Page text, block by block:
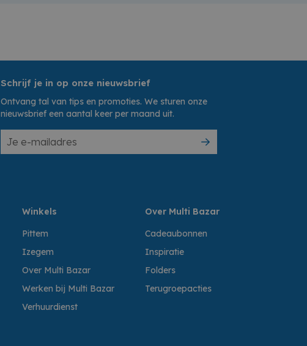
Schrijf je in op onze nieuwsbrief
Ontvang tal van tips en promoties. We sturen onze
nieuwsbrief een aantal keer per maand uit.
Winkels
Pittem
Izegem
Over Multi Bazar
Werken bij Multi Bazar
Verhuurdienst
Over Multi Bazar
Cadeaubonnen
Inspiratie
Folders
Terugroepacties